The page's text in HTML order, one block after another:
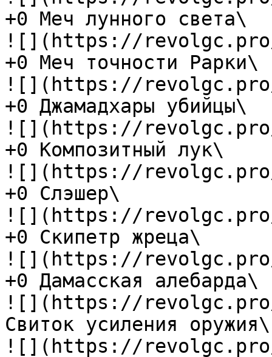
+0 Меч лунного света\
![](https://revolgc.pro/
+0 Меч точности Рарки\
![](https://revolgc.pro/
+0 Джамадхары убийцы\
![](https://revolgc.pro/
+0 Композитный лук\
![](https://revolgc.pro/
+0 Слэшер\
![](https://revolgc.pro/
+0 Скипетр жреца\
![](https://revolgc.pro/
+0 Дамасская алебарда\
![](https://
Свиток усиления оружия\
![](https://